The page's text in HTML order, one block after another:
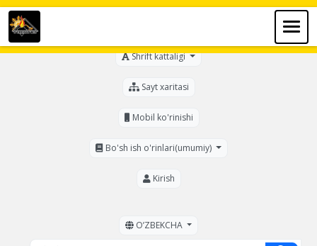
Shrift kattaligi
Sayt xaritasi
Mobil ko'rinishi
Bo'sh ish o'rinlari(umumiy)
Kirish
OʼZBEKCHA